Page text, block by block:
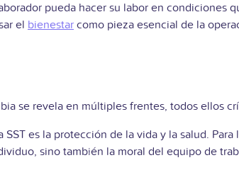
pueda hacer su labor en condiciones
el bienestar como pieza esencial de la
se revela en múltiples frentes, todos ellos
SST es la protección de la vida y la salud. Para
sino también la moral del equipo de